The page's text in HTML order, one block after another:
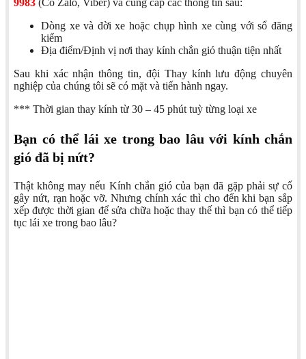
9983 (Có Zalo, Viber) và cung cấp các thông tin sau:
Dòng xe và đời xe hoặc chụp hình xe cùng với sổ đăng
kiểm
Địa điểm/Định vị nơi thay kính chắn gió thuận tiện nhất
Sau khi xác nhận thông tin, đội Thay kính lưu động chuyên
nghiệp của chúng tôi sẽ có mặt và tiến hành ngay.
*** Thời gian thay kính từ 30 – 45 phút tuỳ từng loại xe
Bạn có thể lái xe trong bao lâu với kính chắn
gió đã bị nứt?
Thật không may nếu Kính chắn gió của bạn đã gặp phải sự cố
gây nứt, rạn hoặc vỡ. Nhưng chính xác thì cho đến khi bạn sắp
xếp được thời gian để sửa chữa hoặc thay thế thì bạn có thể tiếp
tục lái xe trong bao lâu?